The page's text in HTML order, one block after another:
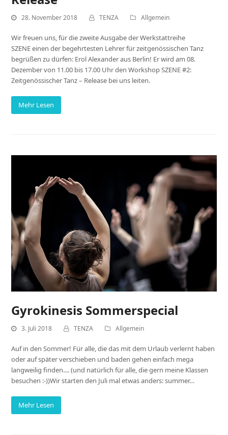
28. November 2018 TENZA Allgemein
Wir freuen uns, für die zweite Ausgabe der Werkstattreihe
SZENE einen der begehrtesten Lehrer für zeitgenössischen Tanz
begrüßen zu dürfen: Erol Alexander aus Berlin! Er wird am 08.
Dezember von 11.00 bis 17.00 Uhr den Workshop SZENE #2:
Zeitgenössischer Tanz – Release bei uns leiten.
Mehr Lesen
Gyrokinesis Sommerspecial
3. Juli 2018 TENZA Allgemein
Auf in den Sommer! Für alle, die das mit dem Urlaub verlernt haben
oder auf später verschieben und baden gehen einfach mega
langweilig finden.... (und natürlich für alle, die gern meine Klassen
besuchen :-))Wir starten den Juli mal etwas anders: summer…
Mehr Lesen